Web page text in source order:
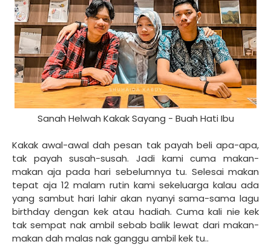
Sanah Helwah Kakak Sayang - Buah Hati Ibu
Kakak awal-awal dah pesan tak payah beli apa-apa,
tak payah susah-susah. Jadi kami cuma makan-
makan aja pada hari sebelumnya tu. Selesai makan
tepat aja 12 malam rutin kami sekeluarga kalau ada
yang sambut hari lahir akan nyanyi sama-sama lagu
birthday dengan kek atau hadiah. Cuma kali nie kek
tak sempat nak ambil sebab balik lewat dari makan-
makan dah malas nak ganggu ambil kek tu..